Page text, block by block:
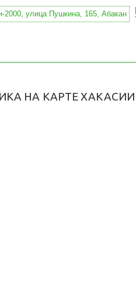
НА КАРТЕ ХАКАСИИ